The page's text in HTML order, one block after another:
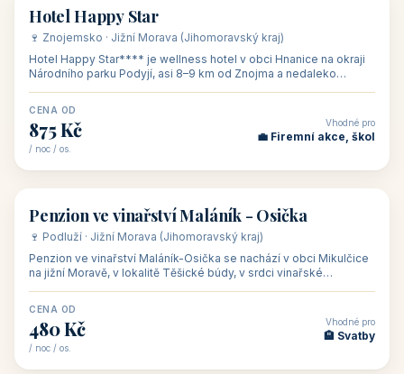
🏨 hotel
Hotel Happy Star
🍷 Znojemsko · Jižní Morava (Jihomoravský kraj)
Hotel Happy Star**** je wellness hotel v obci Hnanice na okraji
Národního parku Podyjí, asi 8–9 km od Znojma a nedaleko
CENA OD
875 Kč
/ noc / os.
Vhodné pro
💼 Firemní akce, škol
🏡 penzion
Penzion ve vinařství Maláník - Osička
🍷 Podluží · Jižní Morava (Jihomoravský kraj)
Penzion ve vinařství Maláník-Osička se nachází v obci Mikulčice
na jižní Moravě, v lokalitě Těšické búdy, v srdci vinařské
CENA OD
480 Kč
/ noc / os.
Vhodné pro
🏨 Svatby